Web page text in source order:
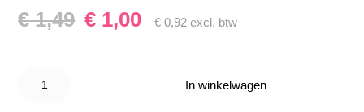
€1,49
Oorspronkelijke
was:
€ 1,00
Huidige
€ 0,92 excl. btw
In winkelwagen